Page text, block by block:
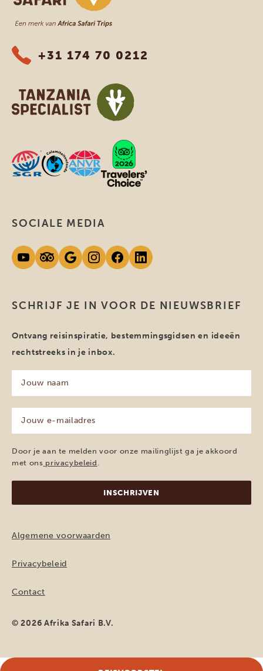
+31 174 70 0212
SCHRIJF JE IN VOOR DE NIEUWSBRIEF
Ontvang reisinspiratie, bestemmingsgidsen en ideeën
rechtstreeks in je inbox.
naam
(Vereist)
mailadres
(Vereist)
Door je aan te melden voor onze mailinglijst ga je akkoord
met ons privacybeleid
SOCIALE MEDIA
Algemene voorwaarden
Privacybeleid
Contact
© 2026 Afrika Safari B.V.